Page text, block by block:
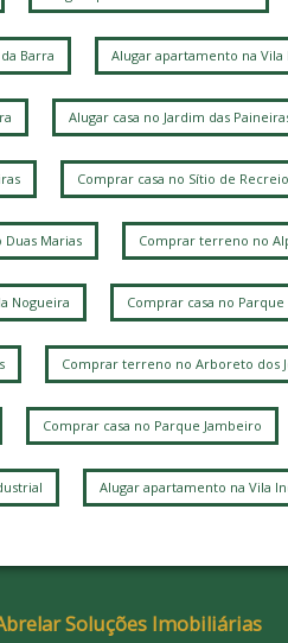
Barra Alugar apartamento na Vila
Alugar casa no Jardim das
Comprar casa no Sítio de
Marias Comprar terreno no
Nogueira Comprar casa no
Comprar terreno no Arboreto dos
Comprar casa no Parque Jambeiro
Alugar apartamento na Vila
Soluções Imobiliárias